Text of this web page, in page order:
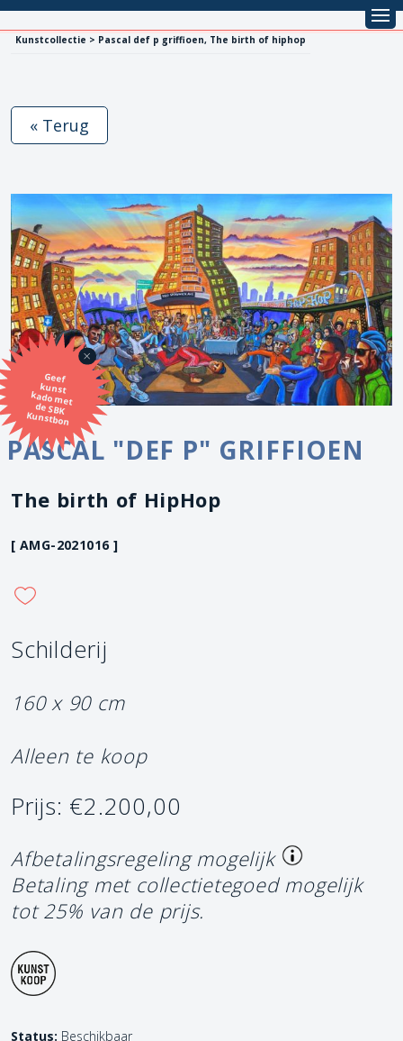
Kunstcollectie > Pascal def p griffioen, The birth of hiphop
Geef
kunst
kado met
de SBK
Kunstbon
« Terug
PASCAL "DEF P" GRIFFIOEN
The birth of HipHop
[ AMG-2021016 ]
Schilderij
160 x 90 cm
Alleen te koop
Prijs: €2.200,00
Afbetalingsregeling mogelijk
Betaling met collectietegoed mogelijk
tot 25% van de prijs.
Status: Beschikbaar